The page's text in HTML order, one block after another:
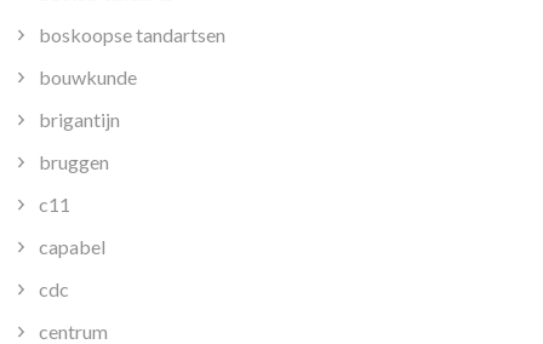
boskoopse tandartsen
bouwkunde
brigantijn
bruggen
c11
capabel
cdc
centrum